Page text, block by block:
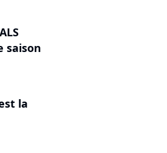
saison
la